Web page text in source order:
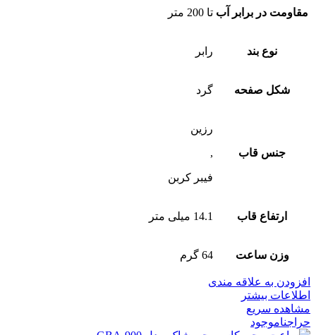
مقاومت در برابر آب تا 200 متر
نوع بند رابر
شکل صفحه گرد
جنس قاب
رزین
,
فیبر کربن
ارتفاع قاب 14.1 میلی متر
وزن ساعت 64 گرم
افزودن به علاقه مندی
اطلاعات بیشتر
مشاهده سریع
حراجناموجود